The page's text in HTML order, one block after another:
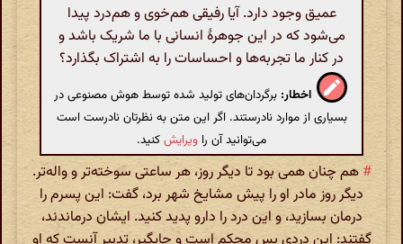
عمیق وجود دارد. آیا رفیقی هم‌خوی و هم‌درد پیدا
می‌شود که در این جوهرۀ انسانی با ما شریک باشد و
در کنار ما تجربه‌ها و احساسات را به اشتراک بگذارد؟
اخطار: برگردان‌های تولید شده توسط هوش مصنوعی در
بسیاری از موارد نادرستند. اگر این متن به نظرتان نادرست است
می‌توانید آن را ویرایشکنید.
# هم چنان همی بود تا دیگر روز، هر ساعتی سوخته‌تر و واله‌تر.
دیگر روز مادر او را پیش مشایخ شهر برد، گفت: این پسرم را
درمان بسازید، و این درد را دارو پدید کنید. ایشان درماندند،